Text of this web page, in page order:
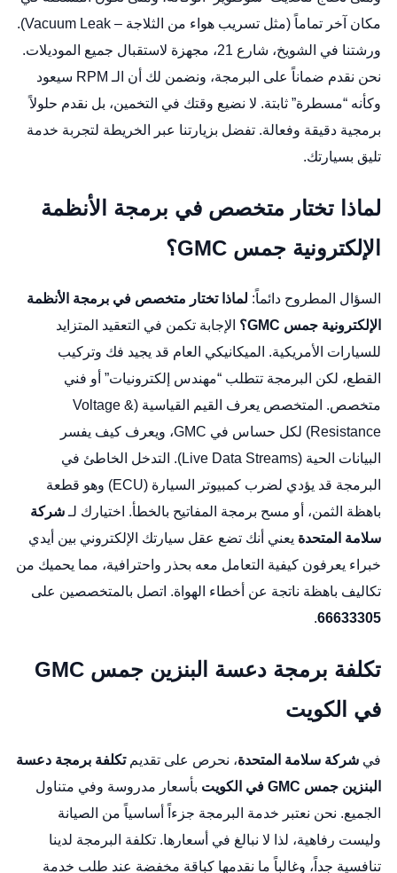
مكان آخر تماماً (مثل تسريب هواء من الثلاجة – Vacuum Leak).
ورشتنا في الشويخ، شارع 21، مجهزة لاستقبال جميع الموديلات.
نحن نقدم ضماناً على البرمجة، ونضمن لك أن الـ RPM سيعود
وكأنه “مسطرة” ثابتة. لا نضيع وقتك في التخمين، بل نقدم حلولاً
برمجية دقيقة وفعالة. تفضل بزيارتنا عبر الخريطة لتجربة خدمة
تليق بسيارتك.
لماذا تختار متخصص في برمجة الأنظمة
الإلكترونية جمس GMC؟
السؤال المطروح دائماً: لماذا تختار متخصص في برمجة الأنظمة
الإلكترونية جمس GMC؟
الإجابة تكمن في التعقيد المتزايد
للسيارات الأمريكية. الميكانيكي العام قد يجيد فك وتركيب
القطع، لكن البرمجة تتطلب “مهندس إلكترونيات” أو فني
متخصص. المتخصص يعرف القيم القياسية (Voltage &
Resistance) لكل حساس في GMC، ويعرف كيف يفسر
البيانات الحية (Live Data Streams). التدخل الخاطئ في
البرمجة قد يؤدي لضرب كمبيوتر السيارة (ECU) وهو قطعة
باهظة الثمن، أو مسح برمجة المفاتيح بالخطأ. اختيارك لـ شركة
سلامة المتحدة يعني أنك تضع عقل سيارتك الإلكتروني بين أيدي
خبراء يعرفون كيفية التعامل معه بحذر واحترافية، مما يحميك من
تكاليف باهظة ناتجة عن أخطاء الهواة. اتصل بالمتخصصين على
66633305
.
تكلفة برمجة دعسة البنزين جمس GMC
في الكويت
في شركة سلامة المتحدة، نحرص على تقديمتكلفة برمجة دعسة
البنزين جمس GMC في الكويت
بأسعار مدروسة وفي متناول
الجميع. نحن نعتبر خدمة البرمجة جزءاً أساسياً من الصيانة
وليست رفاهية، لذا لا نبالغ في أسعارها. تكلفة البرمجة لدينا
تنافسية جداً، وغالباً ما نقدمها كباقة مخفضة عند طلب خدمة